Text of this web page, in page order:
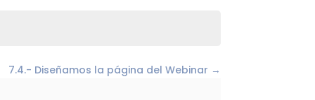
7.4.- Diseñamos la página del Webinar